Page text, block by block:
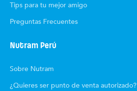
Tips para tu mejor amigo
Preguntas Frecuentes
Nutram Perú
Sobre Nutram
¿Quieres ser punto de venta autorizado?